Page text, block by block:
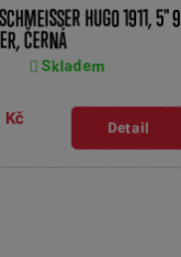
HUGO 1911, 5" 9
ČERNÁ
Skladem
Kč Detail